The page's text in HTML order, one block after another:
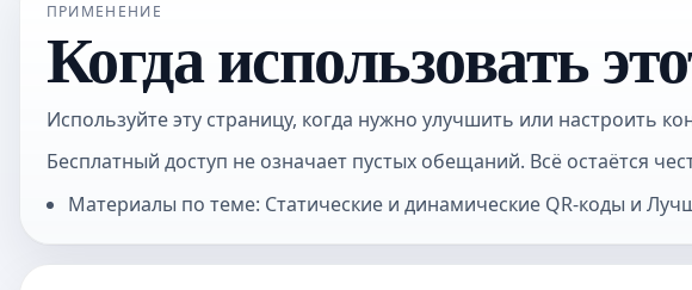
ПРИМЕНЕНИЕ
Когда использовать
Используйте эту страницу, когда нужно улучшить или настроить
Бесплатный доступ не означает пустых обещаний. Всё остаётся
Материалы по теме: Статические и динамические QR-коды и